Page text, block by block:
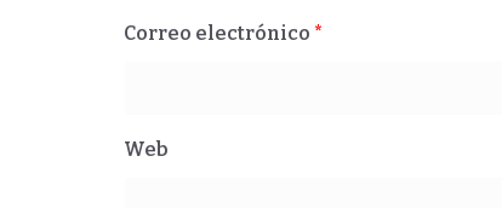
Correo electrónico *
Web